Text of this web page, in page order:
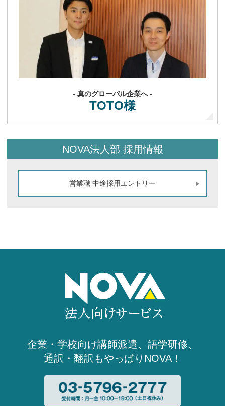
広島県 令和6年度在南米被爆者健康相談
等事業に係る契約書翻訳業務
2024.04
経済産業省 令和6年度通訳業務（英語）
通訳
2024.04
環境省 令和6年度通訳業務
幌大会
- 2023年 -
通訳
林野庁 持続可能な森林経営に関する日
2023.08
北海道防衛局 英会話研修
（英語）
福岡地方検察庁 マンツーマンTOEFL研
修
- 2022年 -
通訳
2022.11
農林水産消費安全技術センター OECD
現地評価における日英通訳業務
セミナー
オンラインセミナー「通訳者が教える英
語力強化セミナー」開催
陸上自衛隊幹部候補生学校 語学研修
- 真のグローバル企業へ -
TOTO様
NOVA法人部 採用情報
営業職 中途採用エントリー
企業・学校向け講師派遣、語学研修、
通訳・翻訳もやっぱりNOVA！